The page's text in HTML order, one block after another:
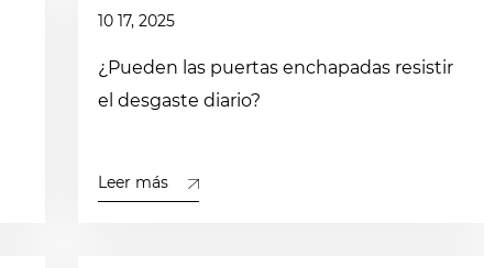
10 17, 2025
¿Pueden las puertas enchapadas resistir
el desgaste diario?
Leer más